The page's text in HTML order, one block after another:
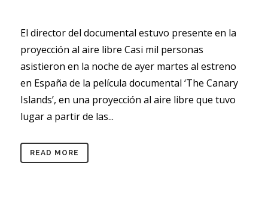
El director del documental estuvo presente en la
proyección al aire libre Casi mil personas
asistieron en la noche de ayer martes al estreno
en España de la película documental ‘The Canary
Islands’, en una proyección al aire libre que tuvo
lugar a partir de las...
READ MORE